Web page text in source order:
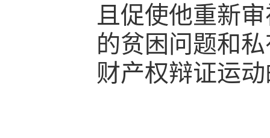
且促使他重新
的贫困问题和
财产权辩证运